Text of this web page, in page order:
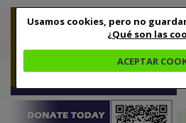
Usamos cookies, pero no
¿Qué son las
ACEPTAR